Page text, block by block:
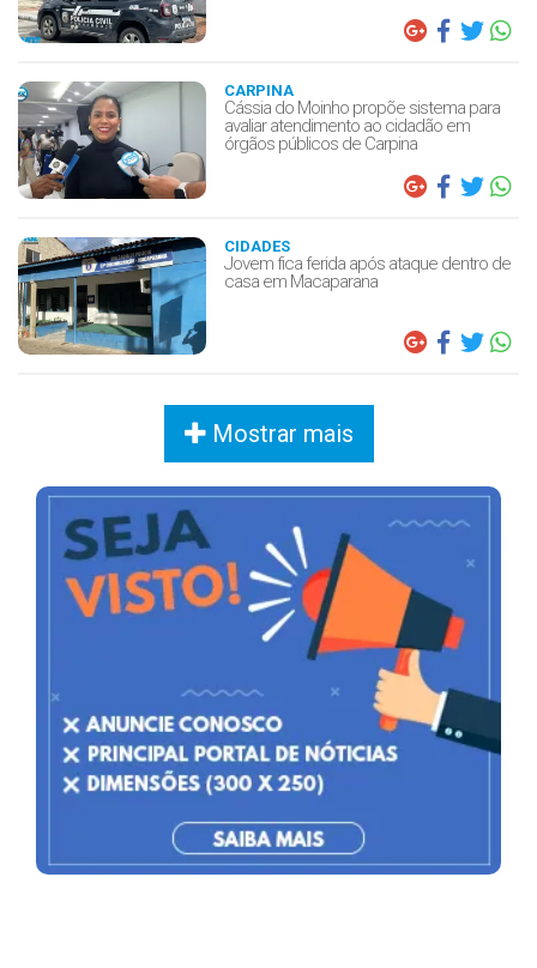
CARPINA
Cássia do Moinho propõe sistema para
avaliar atendimento ao cidadão em
órgãos públicos de Carpina
CIDADES
Jovem fica ferida após ataque dentro de
casa em Macaparana
Mostrar mais